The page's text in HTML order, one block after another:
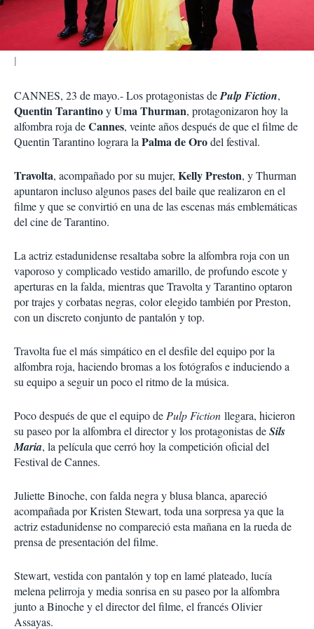
i
CANNES, 23 de mayo.- Los protagonistas dePulp Fiction,
Quentin TarantinoyUma Thurman, protagonizaron hoy la
alfombra roja deCannes, veinte años después de que el filme de
Quentin Tarantino lograra la Palma de Orodel festival.
Travolta, acompañado por su mujer, Kelly Preston, y Thurman
apuntaron incluso algunos pases del baile que realizaron en el
filme y que se convirtió en una de las escenas más emblemáticas
del cine de Tarantino.
La actriz estadunidense resaltaba sobre la alfombra roja con un
vaporoso y complicado vestido amarillo, de profundo escote y
aperturas en la falda, mientras que Travolta y Tarantino optaron
por trajes y corbatas negras, color elegido también por Preston,
con un discreto conjunto de pantalón y top.
Travolta fue el más simpático en el desfile del equipo por la
alfombra roja, haciendo bromas a los fotógrafos e induciendo a
su equipo a seguir un poco el ritmo de la música.
Poco después de que el equipo de Pulp Fiction llegara, hicieron
su paseo por la alfombra el director y los protagonistas deSils
Maria, la película que cerró hoy la competición oficial del
Festival de Cannes.
Juliette Binoche, con falda negra y blusa blanca, apareció
acompañada por Kristen Stewart, toda una sorpresa ya que la
actriz estadunidense no compareció esta mañana en la rueda de
prensa de presentación del filme.
Stewart, vestida con pantalón y top en lamé plateado, lucía
melena pelirroja y media sonrisa en su paseo por la alfombra
junto a Binoche y el director del filme, el francés Olivier
Assayas.